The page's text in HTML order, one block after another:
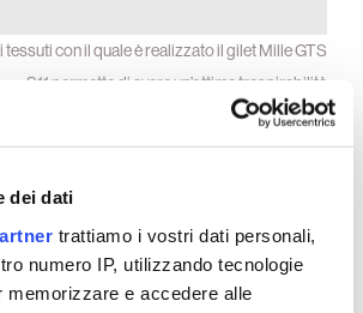
dei dati
trattiamo i vostri dati personali,
numero IP, utilizzando tecnologie
memorizzare e accedere alle
con il quale è realizzato il gilet Mille GTS
S11 permette di avere un’ottima traspirabilità
S11 offre ottime qualità in termini
, infatti è pensato per essere